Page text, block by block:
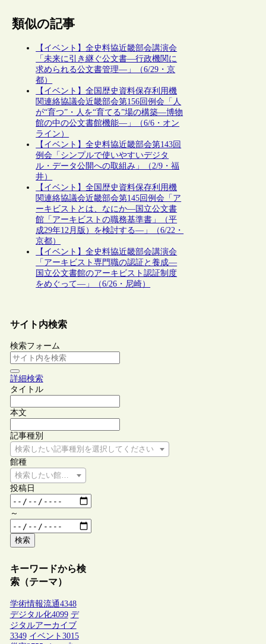
類似の記事
【イベント】全史料協近畿部会講演会
「未来に引き継ぐ公文書―行政機関に
求められる公文書管理―」（6/29・京
都）
【イベント】全国歴史資料保存利用機
関連絡協議会近畿部会第156回例会「人
が“育つ”・人を“育てる”場の構築―博物
館の中の公文書館機能―」（6/6・オン
ライン）
【イベント】全史料協近畿部会第143回
例会「シンプルで使いやすいデジタ
ル・データ公開への取組み」（2/9・福
井）
【イベント】全国歴史資料保存利用機
関連絡協議会近畿部会第145回例会「ア
ーキビストとは、なにか―国立公文書
館「アーキビストの職務基準書」（平
成29年12月版）を検討する―」（6/22・
京都）
【イベント】全史料協近畿部会講演会
「アーキビスト専門職の認証と養成―
国立公文書館のアーキビスト認証制度
をめぐって―」（6/26・尼崎）
サイト内検索
検索フォーム
詳細検索
タイトル
本文
記事種別
検索したい記事種別を選択してください
館種
検索したい館種を選択してください
投稿日
～
検索
キーワードから検
索（テーマ）
学術情報流通4348
デジタル化4099 デ
ジタルアーカイブ
3349 イベント 3015